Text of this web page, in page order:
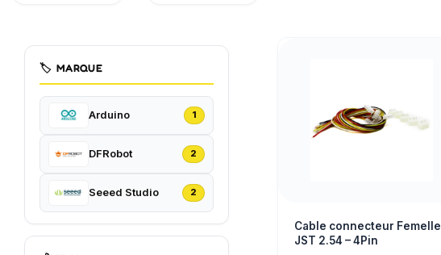
🏷️ MARQUE
Arduino 1
DFRobot 2
Seeed Studio 2
Cable connecteur Femelle
JST 2.54 – 4Pin